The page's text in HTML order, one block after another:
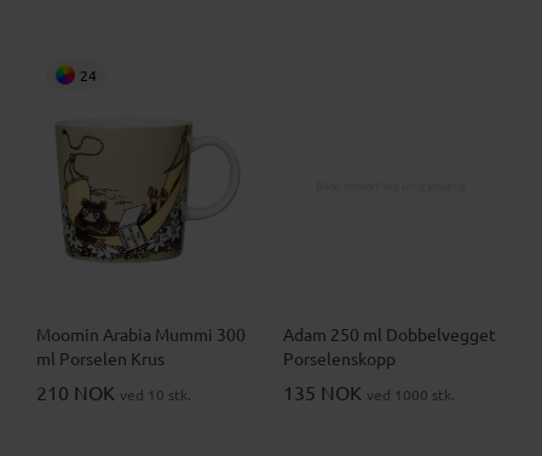
24
Moomin Arabia Mummi 300
ml Porselen Krus
210 NOK ved 10 stk.
Adam 250 ml Dobbelvegget
Porselenskopp
135 NOK ved 1000 stk.